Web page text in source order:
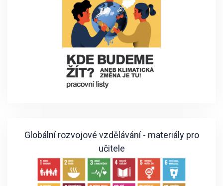
Globální rozvojové vzdělávání - materiály pro
učitele